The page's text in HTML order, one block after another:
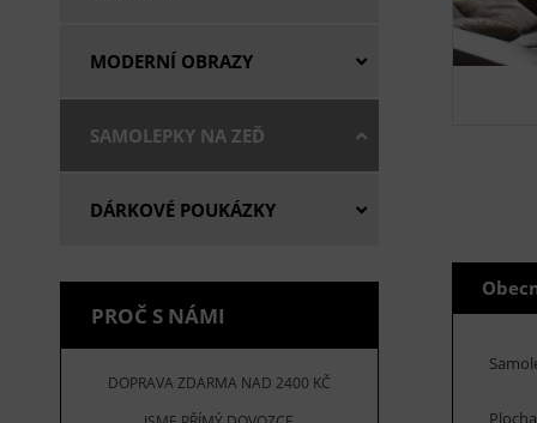
MODERNÍ OBRAZY
SAMOLEPKY NA ZEĎ
DÁRKOVÉ POUKÁZKY
PROČ S NÁMI
DOPRAVA ZDARMA NAD 2400 KČ